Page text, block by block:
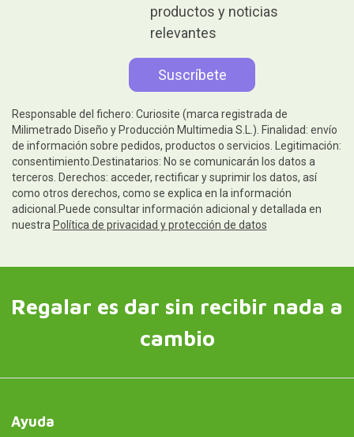
productos y noticias
relevantes
Responsable del fichero: Curiosite (marca registrada de
Milimetrado Diseño y Producción Multimedia S.L.). Finalidad: envío
de información sobre pedidos, productos o servicios. Legitimación:
consentimiento.Destinatarios: No se comunicarán los datos a
terceros. Derechos: acceder, rectificar y suprimir los datos, así
como otros derechos, como se explica en la información
adicional.Puede consultar información adicional y detallada en
nuestra Política de privacidad y protección de datos
Regalar es dar sin recibir nada a
cambio
Ayuda